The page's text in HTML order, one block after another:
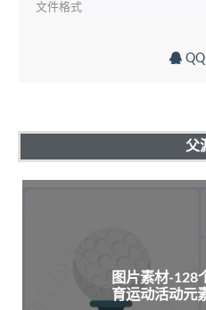
文件格式
父
图片素材-128
育运动活动元